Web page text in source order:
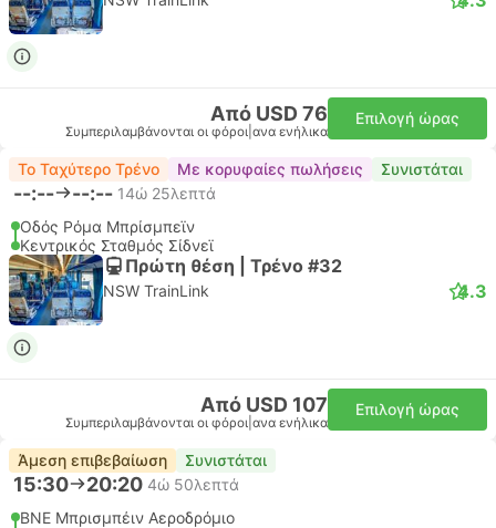
Από USD 76
Συμπεριλαμβάνονται οι φόροι ανα ενήλικα
Επιλογή ώρας
Το Ταχύτερο Τρένο Με κορυφαίες πωλήσεις Συνιστάται
--:-- --:-- 14ώ 25λεπτά
Οδός Ρόμα Μπρίσμπεϊν
Κεντρικός Σταθμός Σίδνεϊ
Πρώτη θέση | Τρένο #32
NSW TrainLink 4.3
Από USD 107
Συμπεριλαμβάνονται οι φόροι ανα ενήλικα
Επιλογή ώρας
Άμεση επιβεβαίωση Συνιστάται
15:30 20:20 4ώ 50λεπτά
BNE Μπρισμπέιν Αεροδρόμιο